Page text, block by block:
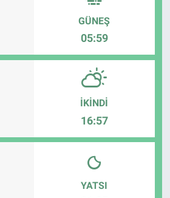
GÜNEŞ
05:59
İKINDI
16:57
YATSI